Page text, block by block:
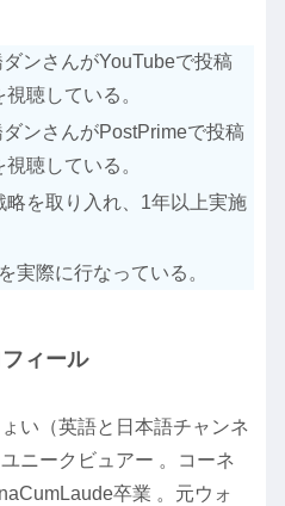
ンさんがYouTubeで投稿
聴している。
ンさんがPostPrimeで投稿
聴している。
略を取り入れ、1年以上実施
実際に行なっている。
ィール
い（英語と日本語チャンネ
ニークビュアー 。コーネ
卒業 。元ウォ